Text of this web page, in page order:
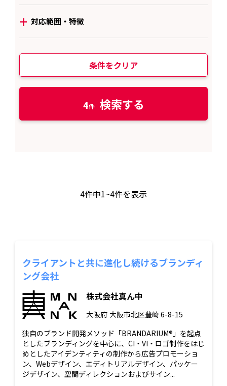
+ 対応範囲・特徴
条件をクリア
4 検索する
4件中1~4件を表示
クライアントと共に進化し続けるブランディ
ング会社
株式会社真ん中
大阪府 大阪市北区豊崎 6-8-15
独自のブランド開発メソッド「BRANDARIUM®」を起点
としたブランディングを中心に、CI・VI・ロゴ制作をはじ
めとしたアイデンティティの制作から広告プロモーショ
ン、Webデザイン、エディトリアルデザイン、パッケー
ジデザイン、空間ディレクションおよびサイン...